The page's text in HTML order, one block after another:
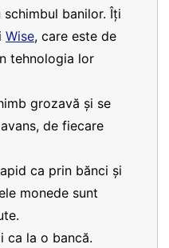
banilor. Îți
Wise, care este de
tehnologia lor
grozavă și se
de fiecare
ca prin bănci și
monede sunt
ca la o bancă.